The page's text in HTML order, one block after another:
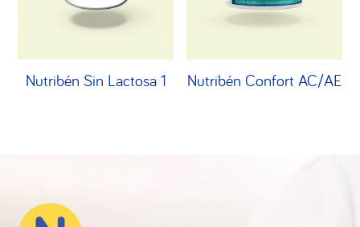
Nutribén Sin Lactosa 1 Nutribén Confort AC/AE